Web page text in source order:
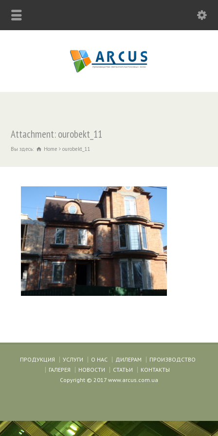
Attachment: ourobekt_11
Вы здесь: Home ourobekt_11
ПРОДУКЦИЯ УСЛУГИ О НАС ДИЛЕРАМ
ПРОИЗВОДСТВО
ГАЛЕРЕЯ
НОВОСТИ СТАТЬИ
КОНТАКТЫ
Copyright © 2017 www.arcus.com.ua